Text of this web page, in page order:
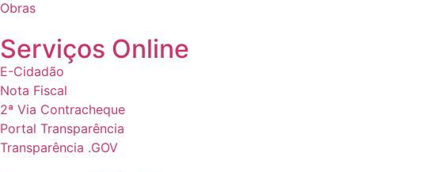
Obras
Serviços Online
E-Cidadão
Nota Fiscal
2ª Via Contracheque
Portal Transparência
Transparência .GOV